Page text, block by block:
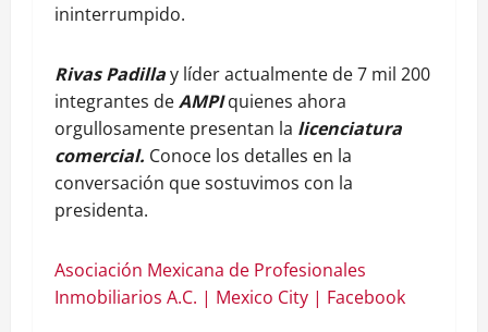
ininterrumpido.
Rivas Padillay líder actualmente de 7 mil 200
integrantes deAMPIquienes ahora
orgullosamente presentan la licenciatura
comercial. Conoce los detalles en la
conversación que sostuvimos con la
presidenta.
Asociación Mexicana de Profesionales
Inmobiliarios A.C. | Mexico City | Facebook